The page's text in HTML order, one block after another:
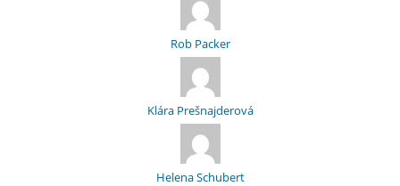
Rob Packer
Klára Prešnajderová
Helena Schubert